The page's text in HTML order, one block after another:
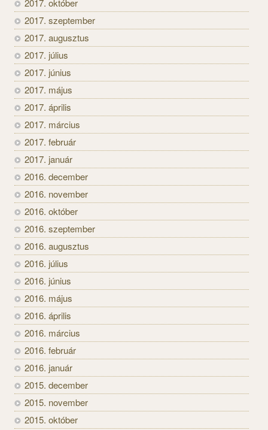
2017. október
2017. szeptember
2017. augusztus
2017. július
2017. június
2017. május
2017. április
2017. március
2017. február
2017. január
2016. december
2016. november
2016. október
2016. szeptember
2016. augusztus
2016. július
2016. június
2016. május
2016. április
2016. március
2016. február
2016. január
2015. december
2015. november
2015. október